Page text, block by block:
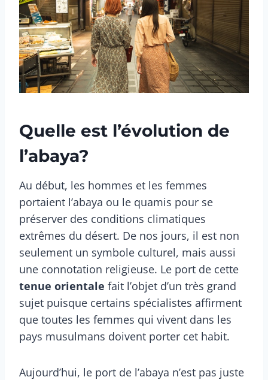
Quelle est l’évolution de
l’abaya?
Au début, les hommes et les femmes
portaient l’abaya ou le quamis pour se
préserver des conditions climatiques
extrêmes du désert. De nos jours, il est non
seulement un symbole culturel, mais aussi
une connotation religieuse. Le port de cette
tenue orientale fait l’objet d’un très grand
sujet puisque certains spécialistes affirment
que toutes les femmes qui vivent dans les
pays musulmans doivent porter cet habit.
Aujourd’hui, le port de l’abaya n’est pas juste